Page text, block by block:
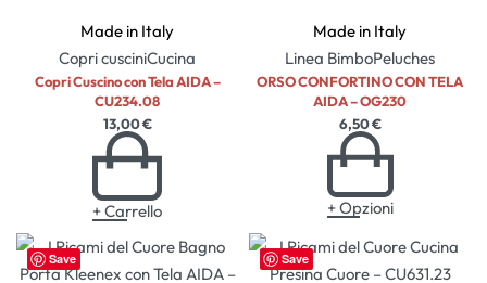
Made in Italy
Copri cusciniCucina
Copri Cuscino con Tela AIDA –
CU234.08
13,00€
+ Carrello
Made in Italy
Linea BimboPeluches
ORSO CONFORTINO CON TELA
AIDA – OG230
6,50€
+ Opzioni
Save Save